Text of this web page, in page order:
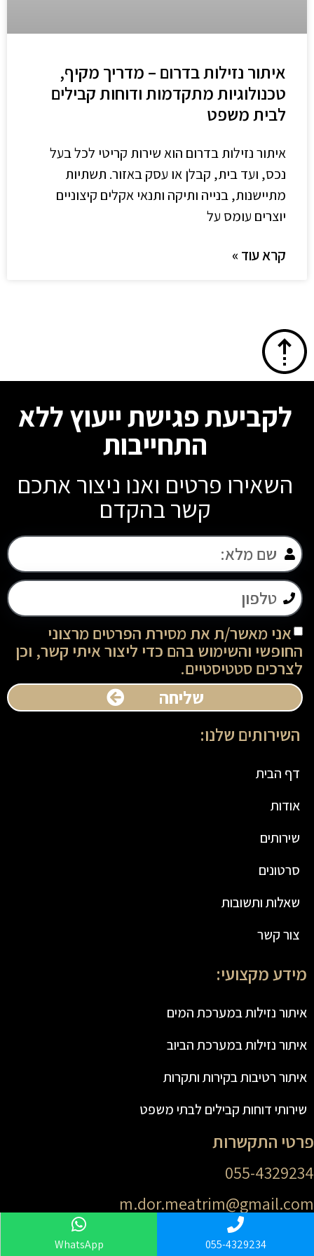
איתור נזילות בדרום – מדריך מקיף,
טכנולוגיות מתקדמות ודוחות קבילים
לבית משפט
איתור נזילות בדרום הוא שירות קריטי לכל בעל
נכס, ועד בית, קבלן או עסק באזור. תשתיות
מתיישנות, בנייה ותיקה ותנאי אקלים קיצוניים
יוצרים עומס על
קרא עוד »
לקביעת פגישת ייעוץ ללא
התחייבות
השאירו פרטים ואנו ניצור אתכם
קשר בהקדם
אני מאשר/ת את מסירת הפרטים מרצוני
החופשי והשימוש בהם כדי ליצור איתי קשר, וכן
לצרכים סטטיסטיים.
שליחה
השירותים שלנו:
דף הבית
אודות
שירותים
סרטונים
שאלות ותשובות
צור קשר
מידע מקצועי:
איתור נזילות במערכת המים
איתור נזילות במערכת הביוב
איתור רטיבות בקירות ותקרות
שירותי דוחות קבילים לבתי משפט
פרטי התקשרות
055-4329234
m.dor.meatrim@gmail.com
פייסבוק
055-4329234
WhatsApp